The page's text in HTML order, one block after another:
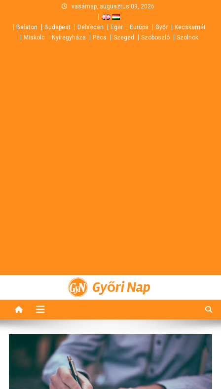
content
vasárnap, augusztus 09, 2026
Balaton Budapest Debrecen Eger Európa Győr
Kecskemét
Miskolc
Nyíregyháza Pécs Szeged Szoboszló Szolnok
Győri Nap